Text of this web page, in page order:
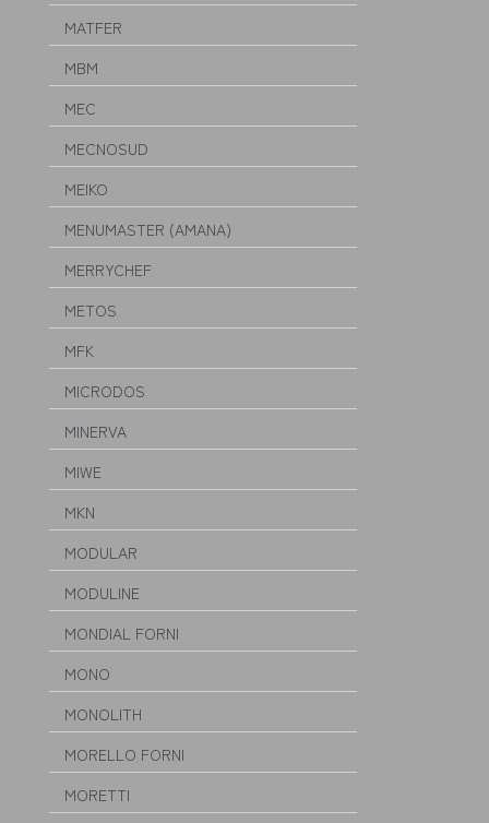
MATFER
MBM
MEC
MECNOSUD
MEIKO
MENUMASTER (AMANA)
MERRYCHEF
METOS
MFK
MICRODOS
MINERVA
MIWE
MKN
MODULAR
MODULINE
MONDIAL FORNI
MONO
MONOLITH
MORELLO FORNI
MORETTI